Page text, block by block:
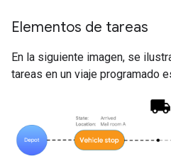
Elementos de tareas
En la siguiente imagen, se
tareas en un viaje programado